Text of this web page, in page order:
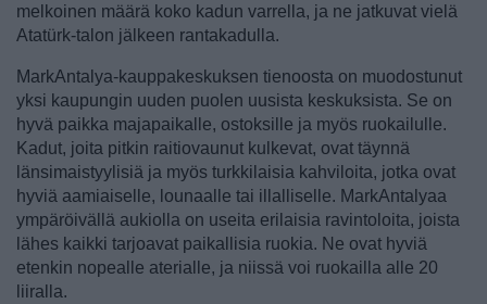
melkoinen määrä koko kadun varrella, ja ne jatkuvat vielä
Atatürk-talon jälkeen rantakadulla.
MarkAntalya-kauppakeskuksen tienoosta on muodostunut
yksi kaupungin uuden puolen uusista keskuksista. Se on
hyvä paikka majapaikalle, ostoksille ja myös ruokailulle.
Kadut, joita pitkin raitiovaunut kulkevat, ovat täynnä
länsimaistyylisiä ja myös turkkilaisia kahviloita, jotka ovat
hyviä aamiaiselle, lounaalle tai illalliselle. MarkAntalyaa
ympäröivällä aukiolla on useita erilaisia ravintoloita, joista
lähes kaikki tarjoavat paikallisia ruokia. Ne ovat hyviä
etenkin nopealle aterialle, ja niissä voi ruokailla alle 20
liiralla.